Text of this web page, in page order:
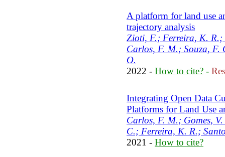
A platform for land use
trajectory analysis
Zioti, F.; Ferreira, K. R.;
Carlos, F. M.; Souza, F.
O.
2022 - How to cite? -
Integrating Open Data
Platforms for Land Use
Carlos, F. M.; Gomes,
C.; Ferreira, K. R.;
2021 - How to cite?